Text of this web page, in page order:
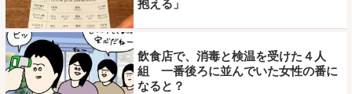
抱える」
飲食店で、消毒と検温を受けた４人
組 一番後ろに並んでいた女性の番に
なると？